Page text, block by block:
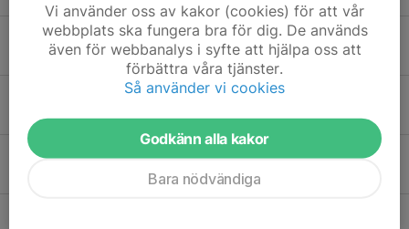
Stjärnglans på arenan
3 aug, 09:40 0
2 aug, 18:18 0
0
Vi använder oss av kakor (cookies) för att vår
webbplats ska fungera bra för dig. De används
även för webbanalys i syfte att hjälpa oss att
förbättra våra tjänster.
Så använder vi cookies
Godkänn alla kakor
Bara nödvändiga